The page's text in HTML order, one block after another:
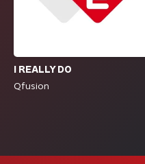
I REALLY DO
Qfusion